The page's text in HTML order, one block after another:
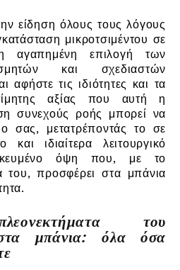
είδηση όλους τους λόγους
μικροτσιμέντου σε
αγαπημένη επιλογή των
και σχεδιαστών
τις ιδιότητες και τα
αξίας που αυτή η
συνεχούς ροής μπορεί να
σας, μετατρέποντάς το σε
ιδιαίτερα λειτουργικό
όψη που, με το
του, προσφέρει στα μπάνια
του
στα μπάνια: όλα όσα